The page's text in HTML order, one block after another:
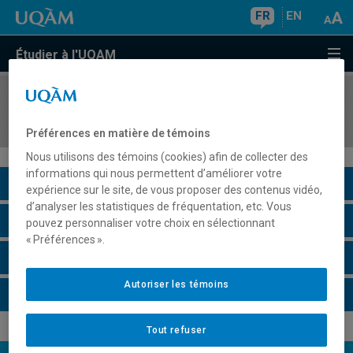
FR EN
Étudier à l'UQAM
COURS//
Description du cours
Horaire - Été 2026
Préférences en matière de témoins
Nous utilisons des témoins (cookies) afin de collecter des
informations qui nous permettent d’améliorer votre
expérience sur le site, de vous proposer des contenus vidéo,
d’analyser les statistiques de fréquentation, etc. Vous
pouvez personnaliser votre choix en sélectionnant
« Préférences ».
Tout refuser
Autoriser les témoins